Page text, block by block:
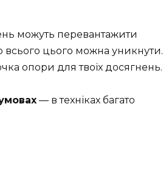
можуть перевантажити
всього цього можна уникнути.
опори для твоїх досягнень.
— в техніках багато